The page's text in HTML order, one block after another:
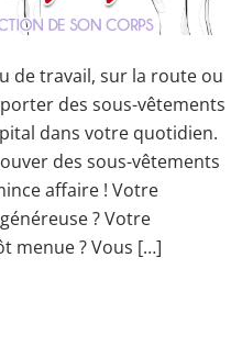
de travail, sur la route ou
des sous-vêtements
dans votre quotidien.
des sous-vêtements
affaire ! Votre
? Votre
menue ? Vous […]